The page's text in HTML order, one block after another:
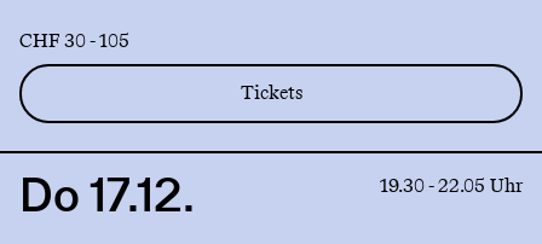
CHF 30 - 105
Tickets
LinkDo 17.12. 19.30 - 22.05 Uhr